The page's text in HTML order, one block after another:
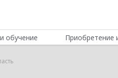
обучение Приобретение